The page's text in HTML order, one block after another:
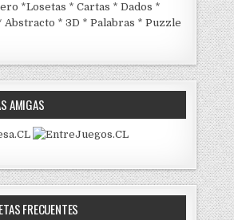
*Losetas *Cartas *Dados *
Abstracto *3D *Palabras *Puzzle
AMIGAS
FRECUENTES